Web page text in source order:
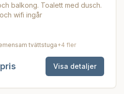
balkong. Toalett med dusch.
wifi ingår
tvättstuga+4 fler
Visa detaljer